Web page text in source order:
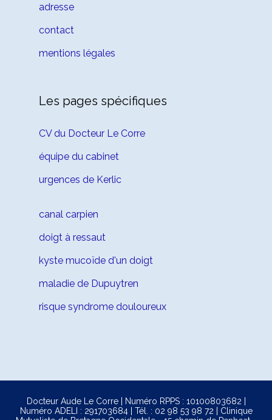
adresse
contact
mentions légales
Les pages spécifiques
CV du Docteur Le Corre
équipe du cabinet
urgences de Kerlic
canal carpien
doigt à ressaut
kyste mucoïde d'un doigt
maladie de Dupuytren
risque syndrome douloureux
Docteur Aude Le Corre | Numéro RPPS : 10100803682 |
Numéro ADELI : 291703684 | Tél. : 02 98 53 98 72 | Clinique